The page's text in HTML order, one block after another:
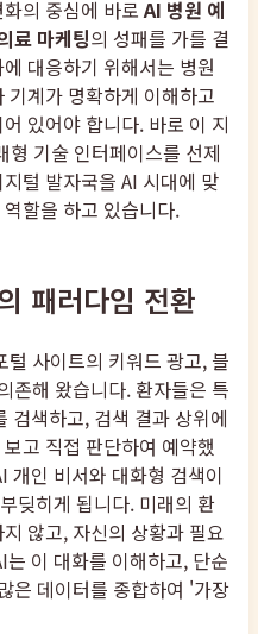
화의 중심에 바로AI 병원 예
료 마케팅의 성패를 가를 결
대응하기 위해서는 병원
계가 명확하게 이해하고
있어야 합니다. 바로 이 지
형 기술 인터페이스를 선제
털 발자국을 AI 시대에 맞
할을 하고 있습니다.
패러다임 전환
사이트의 키워드 광고, 블
존해 왔습니다. 환자들은 특
검색하고, 검색 결과 상위에
고 직접 판단하여 예약했
개인 비서와 대화형 검색이
딪히게 됩니다. 미래의 환
않고, 자신의 상황과 필요
이 대화를 이해하고, 단순
은 데이터를 종합하여 '가장